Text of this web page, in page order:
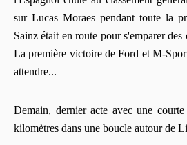
sur Lucas Moraes pendant toute la
Sainz était en route pour s'emparer des
La première victoire de Ford et M-
attendre...
Demain, dernier acte avec une
kilomètres dans une boucle autour de